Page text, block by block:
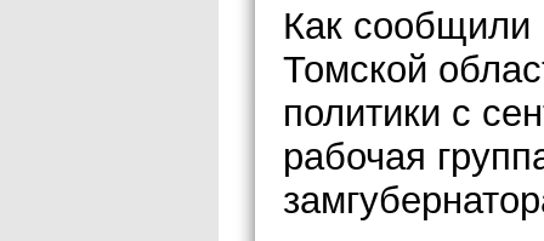
Как
Томской
политики с
рабочая